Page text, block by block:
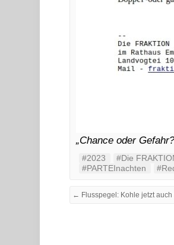
„Chance oder
#2023 #Die
#PARTEInachten